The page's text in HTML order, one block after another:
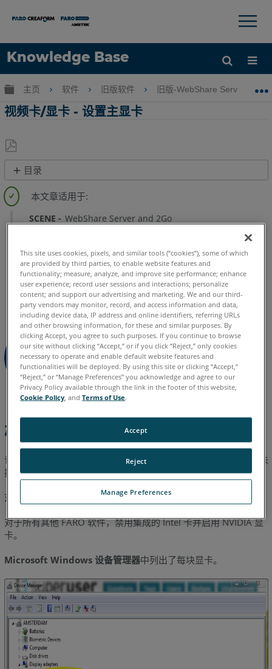
Knowledge Base
语言
×
扩展/隐缩全局层次
主页 软件 旧版软件 旧版-WebShare Server &
视频卡/显卡 - 设置主显卡
另
存
为
PDF
目录
Windows
Windows
10
在
系
统
BIOS
中
设
置
显
卡
本
脑
用
混
形
和
戴
记
SCENE WebShare Server and 2Go
德语 意大利语 日语 法语 简体中文 英语 葡萄牙语
西班牙语 韩语
概述
许多计算机都有两块显卡：一块集成显卡，一块专用显卡。如果未
按如下所列启用/禁用集成卡，FARO 中可能出现图形显示问题。
对于 CAM2 2018.1 和更高版本，两块显卡应都启用。
对于所有其他 FARO 软件，禁用集成的 Intel 卡并启用 NVIDIA 显
卡。
Microsoft Windows 设备管理器中列出了每块显卡。
This site uses cookies, pixels, and similar tools (“cookies”), some of which
are provided by third parties, to enable website features and
functionality; measure, analyze, and improve site performance; enhance
user experience; record user sessions and interactions; personalize
content; and support our advertising and marketing. We and our third-
party vendors may monitor, record, and access information and data,
including device data, IP address and online identifiers, referring URLs
and other browsing information, for these and similar purposes. By
clicking Accept, you agree to such purposes. If you continue to browse
our site without clicking “Accept,” or if you click “Reject,” only cookies
necessary to operate and enable default website features and
functionalities will be deployed. By using this site or clicking “Accept,”
“Reject,” or “Manage Preferences” you acknowledge and agree to our
Privacy Policy available through the link in the footer of this website,
Cookie Policy , andTerms of Use.
Manage Preferences
Reject
Accept